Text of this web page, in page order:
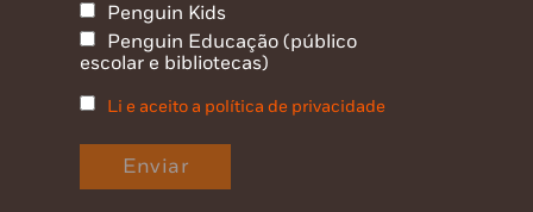
Penguin Kids
Penguin Educação (público
escolar e bibliotecas)
Li e aceito a política de privacidade